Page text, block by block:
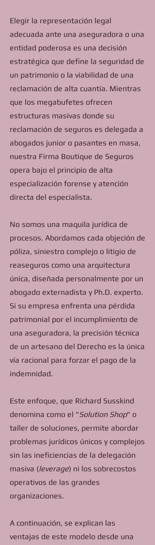
Elegir la representación legal
adecuada ante una aseguradora o una
entidad poderosa es una decisión
estratégica que define la seguridad de
un patrimonio o la viabilidad de una
reclamación de alta cuantía. Mientras
que los megabufetes ofrecen
estructuras masivas donde su
reclamación de seguros es delegada a
abogados junior o pasantes en masa,
nuestra Firma Boutique de Seguros
opera bajo el principio de alta
especialización forense y atención
directa del especialista.
No somos una maquila jurídica de
procesos. Abordamos cada objeción de
póliza, siniestro complejo o litigio de
reaseguros como una arquitectura
única, diseñada personalmente por un
abogado externadista y Ph.D. experto.
Si su empresa enfrenta una pérdida
patrimonial por el incumplimiento de
una aseguradora, la precisión técnica
de un artesano del Derecho es la única
vía racional para forzar el pago de la
indemnidad.
Este enfoque, que Richard Susskind
denomina como el "Solution Shop" o
taller de soluciones, permite abordar
problemas jurídicos únicos y complejos
sin las ineficiencias de la delegación
masiva (leverage) ni los sobrecostos
operativos de las grandes
organizaciones.
A continuación, se explican las
ventajas de este modelo desde una